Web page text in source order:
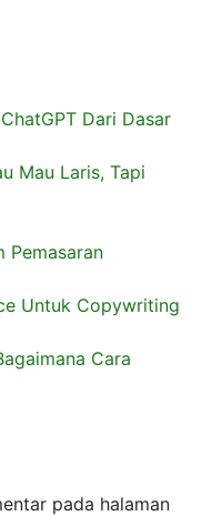
Dari Dasar
Mau Laris, Tapi
Pemasaran
Untuk Copywriting
Cara
pada halaman